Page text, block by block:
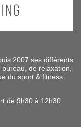
2007 ses différents
de relaxation,
du sport & fitness.
de 9h30 à 12h30